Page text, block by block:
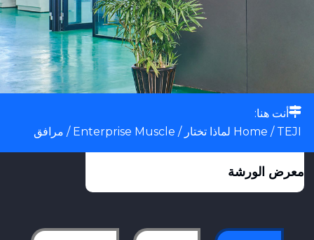
أنت هنا:
Home / TEJI لماذا تختار /
Enterprise Muscle / مرافق
معرض الورشة